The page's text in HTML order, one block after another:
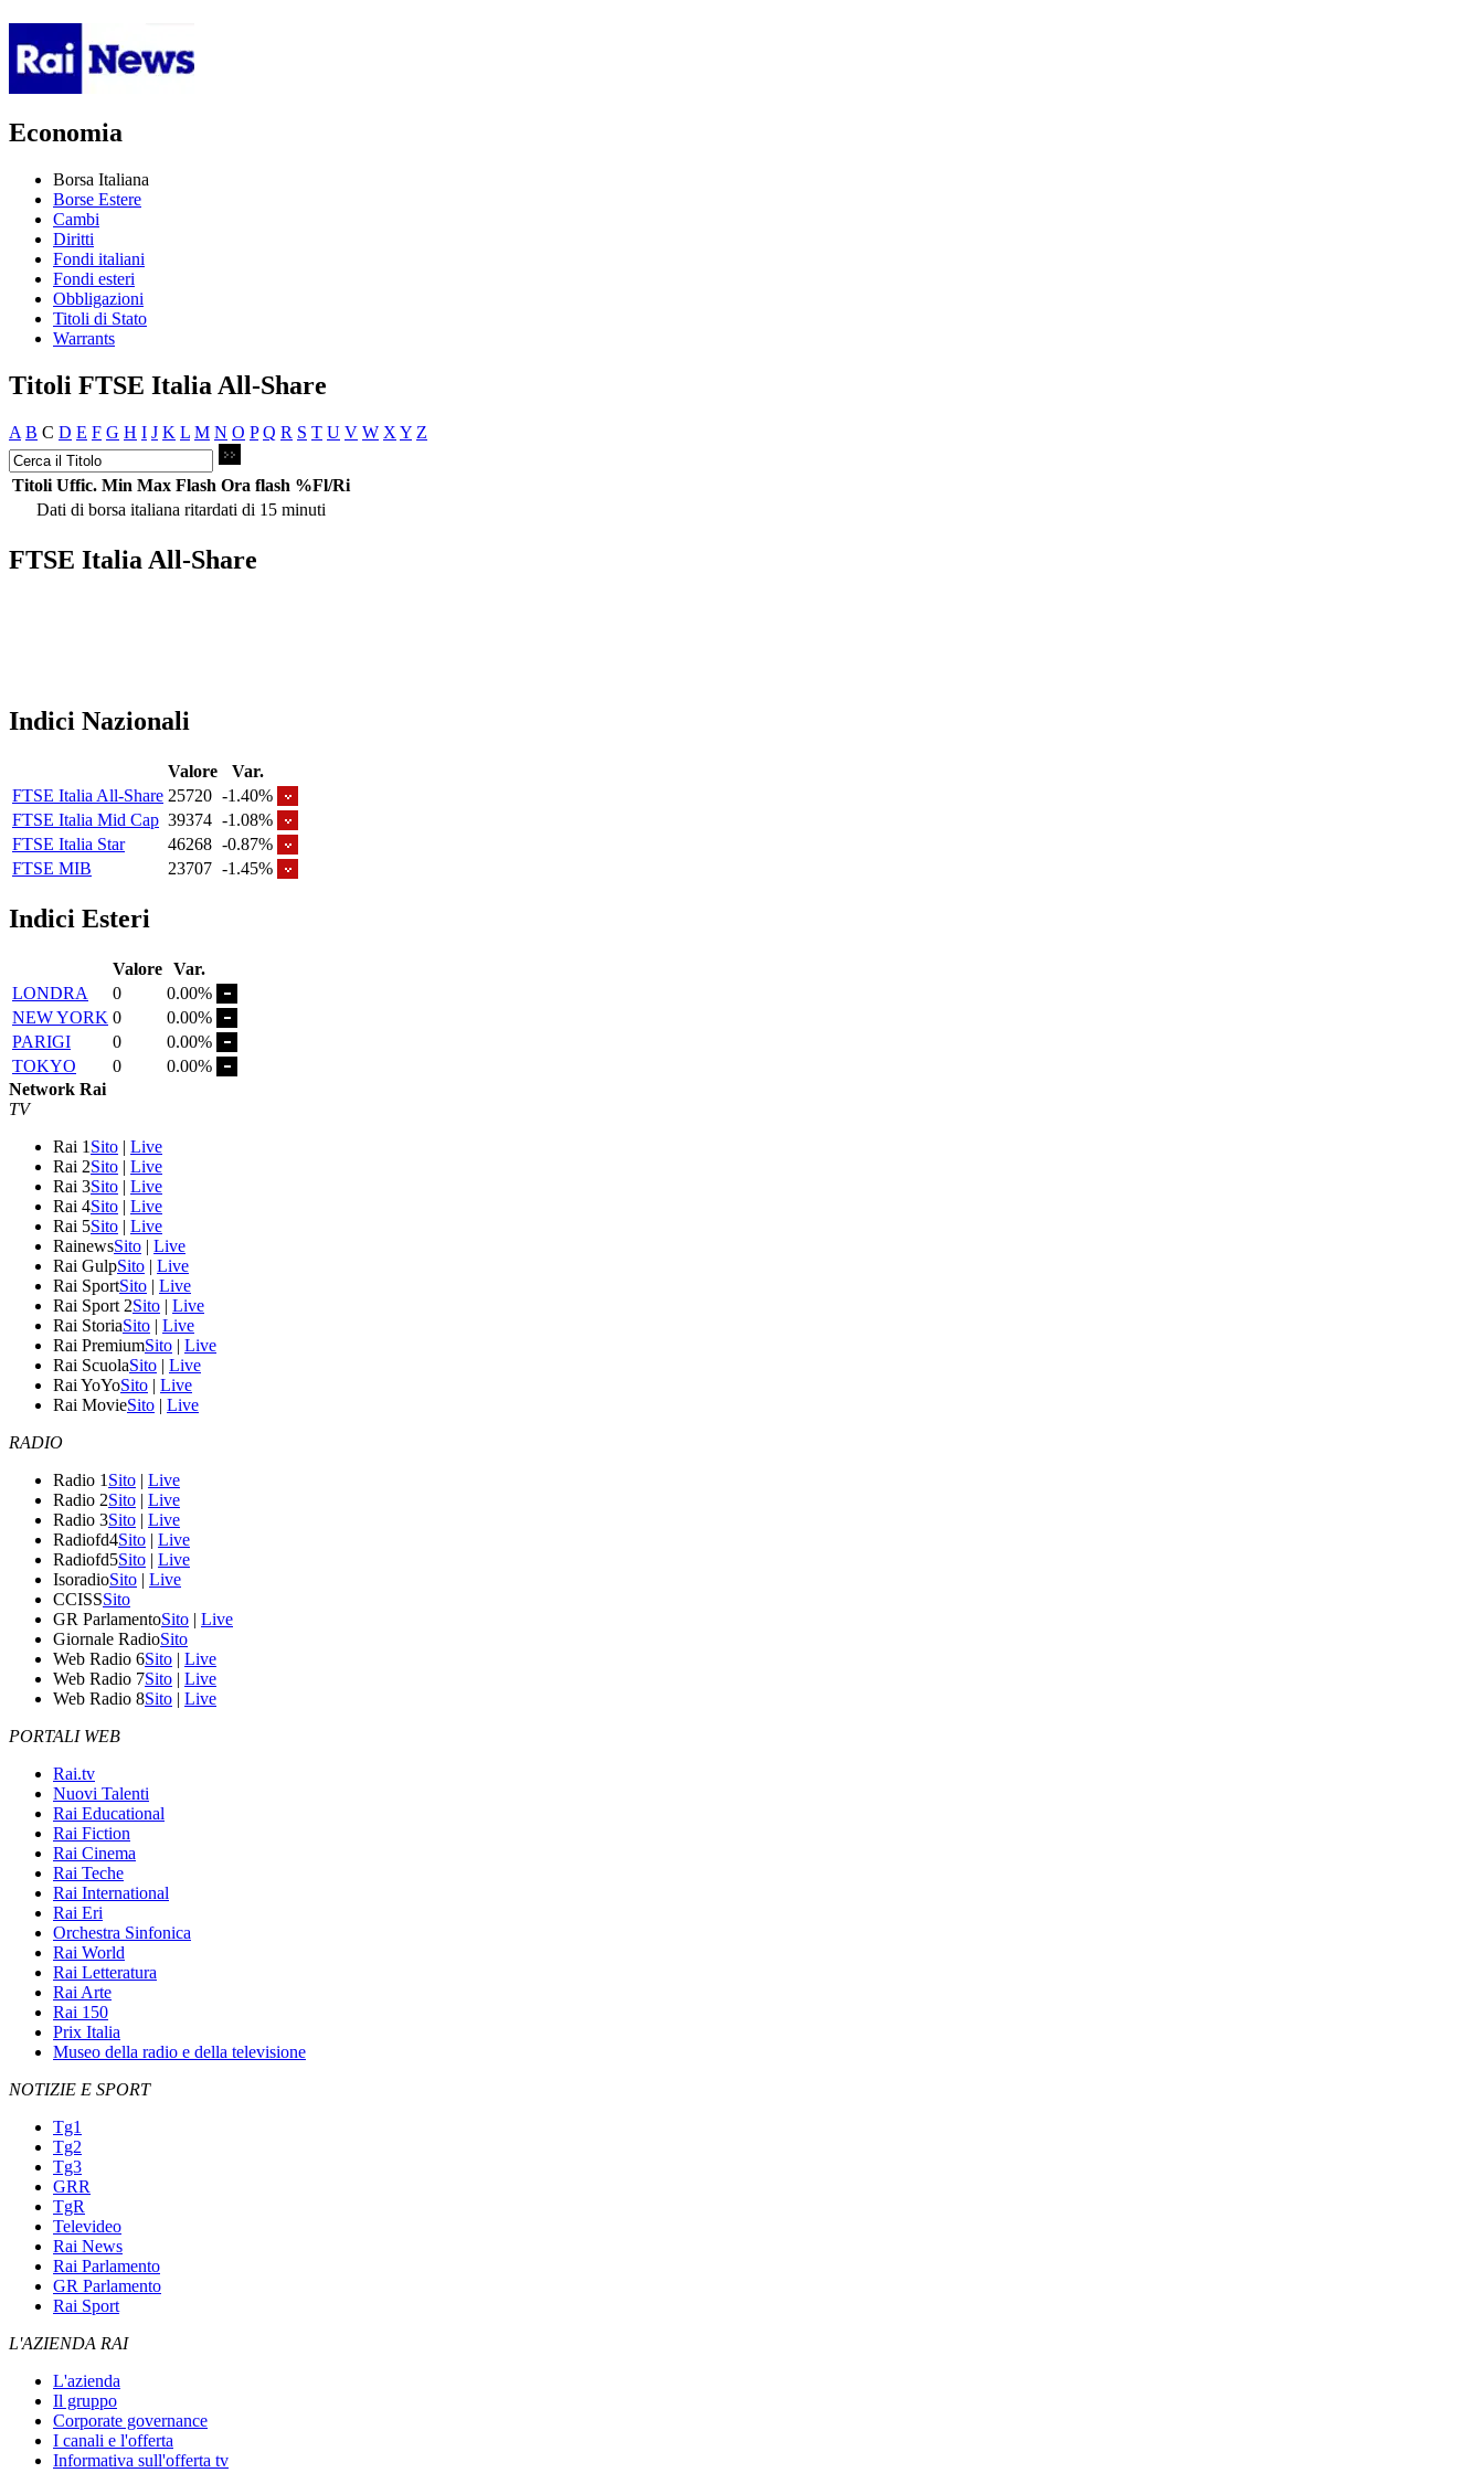
Economia
Borsa Italiana
Borse Estere
Cambi
Diritti
Fondi italiani
Fondi esteri
Obbligazioni
Titoli di Stato
Warrants
Titoli FTSE Italia All-Share
A B C D E F G H I J K L M N O P Q R S T U V W X Y Z
Titoli Uffic. Min Max Flash Ora flash %Fl/Ri
Dati di borsa italiana ritardati di 15 minuti
FTSE Italia All-Share
Indici Nazionali
Valore
Var.
FTSE Italia All-Share 25720 -1.40%
FTSE Italia Mid Cap 39374 -1.08%
FTSE Italia Star
46268 -0.87%
FTSE MIB
23707 -1.45%
Indici Esteri
Valore Var.
LONDRA
0
0.00%
NEW YORK 0
0.00%
PARIGI
0
0.00%
TOKYO
0
0.00%
Network Rai
TV
Rai 1 Sito | Live
Rai 2Sito | Live
Rai 3Sito | Live
Rai 4Sito | Live
Rai 5Sito | Live
RainewsSito | Live
Rai GulpSito | Live
Rai SportSito | Live
Rai Sport 2Sito | Live
Rai StoriaSito | Live
Rai PremiumSito | Live
Rai ScuolaSito | Live
Rai YoYoSito | Live
Rai MovieSito | Live
RADIO
Radio 1 Sito | Live
Radio 2Sito | Live
Radio 3Sito | Live
Radiofd4Sito | Live
Radiofd5Sito | Live
IsoradioSito | Live
CCISSSito
GR ParlamentoSito | Live
Giornale RadioSito
Web Radio 6Sito | Live
Web Radio 7Sito | Live
Web Radio 8Sito | Live
PORTALI WEB
Rai.tv
Nuovi Talenti
Rai Educational
Rai Fiction
Rai Cinema
Rai Teche
Rai International
Rai Eri
Orchestra Sinfonica
Rai World
Rai Letteratura
Rai Arte
Rai 150
Prix Italia
Museo della radio e della televisione
NOTIZIE E SPORT
Tg1
Tg2
Tg3
GRR
TgR
Televideo
Rai News
Rai Parlamento
GR Parlamento
Rai Sport
L'AZIENDA RAI
L'azienda
Il gruppo
Corporate governance
I canali e l'offerta
Informativa sull'offerta tv